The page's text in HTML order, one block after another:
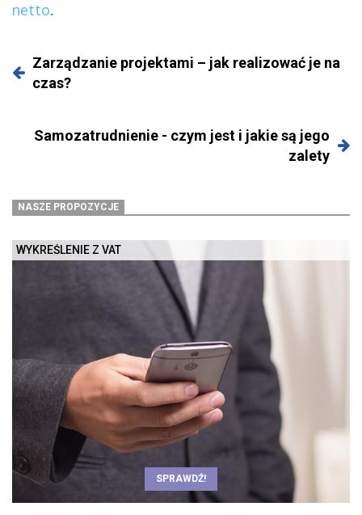
netto.
Zarządzanie projektami – jak realizować je na
czas?
Samozatrudnienie - czym jest i jakie są jego
zalety
NASZE PROPOZYCJE
WYKREŚLENIE Z VAT
SPRAWDŹ!